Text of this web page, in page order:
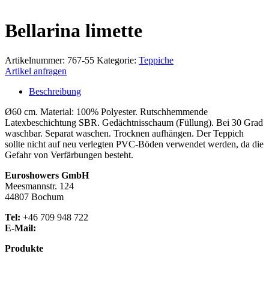
Bellarina limette
Artikelnummer: 767-55 Kategorie: Teppiche
Artikel anfragen
Beschreibung
Ø60 cm. Material: 100% Polyester. Rutschhemmende
Latexbeschichtung SBR. Gedächtnisschaum (Füllung). Bei 30 Grad
waschbar. Separat waschen. Trocknen aufhängen. Der Teppich
sollte nicht auf neu verlegten PVC-Böden verwendet werden, da die
Gefahr von Verfärbungen besteht.
Euroshowers GmbH
Meesmannstr. 124
44807 Bochum
Tel: +46 709 948 722
E-Mail:
Produkte